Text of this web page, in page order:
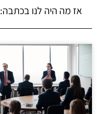
אז מה היה לנו בכתבה: